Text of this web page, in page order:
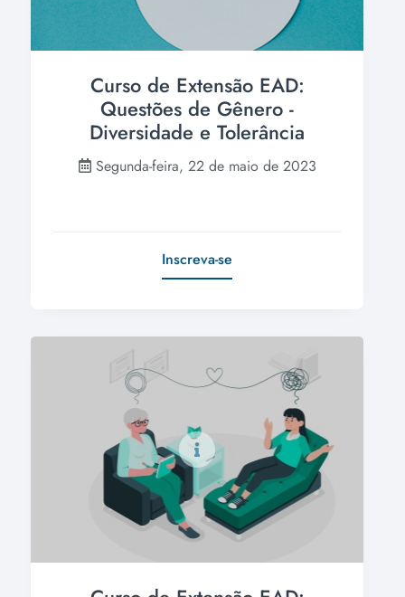
Curso de Extensão EAD:
Questões de Gênero -
Diversidade e Tolerância
Segunda-feira, 22 de maio de 2023
Inscreva-se